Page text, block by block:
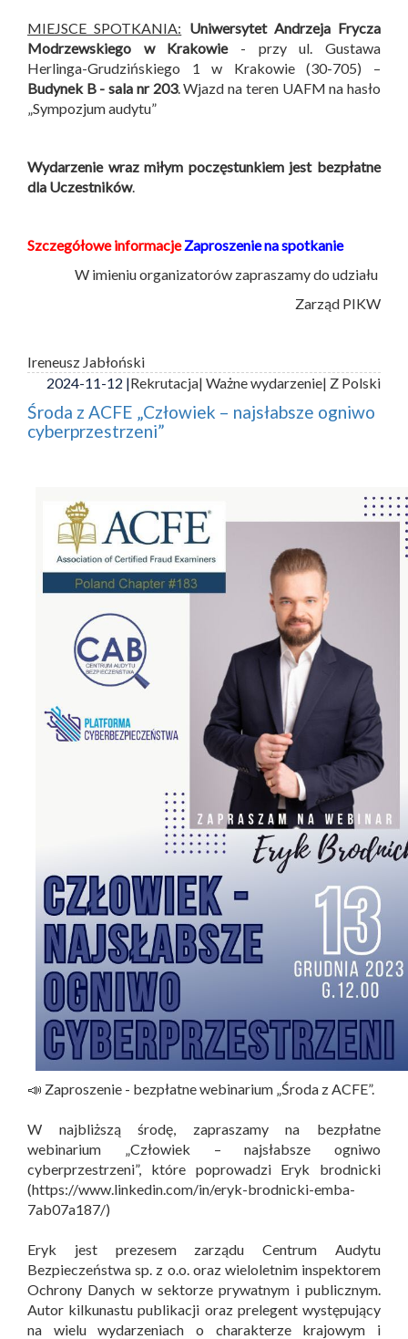
MIEJSCE SPOTKANIA: Uniwersytet Andrzeja Frycza
Modrzewskiego w Krakowie- przy ul. Gustawa
Herlinga-Grudzińskiego 1 w Krakowie (30-705) –
Budynek B - sala nr 203. Wjazd na teren UAFM na hasło
„Sympozjum audytu”
Wydarzenie wraz miłym poczęstunkiem jest bezpłatne
dla Uczestników.
Szczegółowe informacje Zaproszenie na spotkanie
W imieniu organizatorów zapraszamy do udziału
Zarząd PIKW
Ireneusz Jabłoński
2024-11-12 |Rekrutacja| Ważne wydarzenie| Z Polski
Środa z ACFE „Człowiek – najsłabsze ogniwo
cyberprzestrzeni”
📣 Zaproszenie - bezpłatne webinarium „Środa z ACFE”.
W najbliższą środę, zapraszamy na bezpłatne
webinarium „Człowiek – najsłabsze ogniwo
cyberprzestrzeni”, które poprowadzi Eryk brodnicki
(https://www.linkedin.com/in/eryk-brodnicki-emba-
7ab07a187/)
Eryk jest prezesem zarządu Centrum Audytu
Bezpieczeństwa sp. z o.o. oraz wieloletnim inspektorem
Ochrony Danych w sektorze prywatnym i publicznym.
Autor kilkunastu publikacji oraz prelegent występujący
na wielu wydarzeniach o charakterze krajowym i